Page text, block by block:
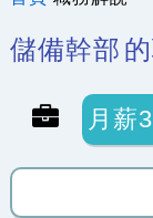
儲備幹部
月薪